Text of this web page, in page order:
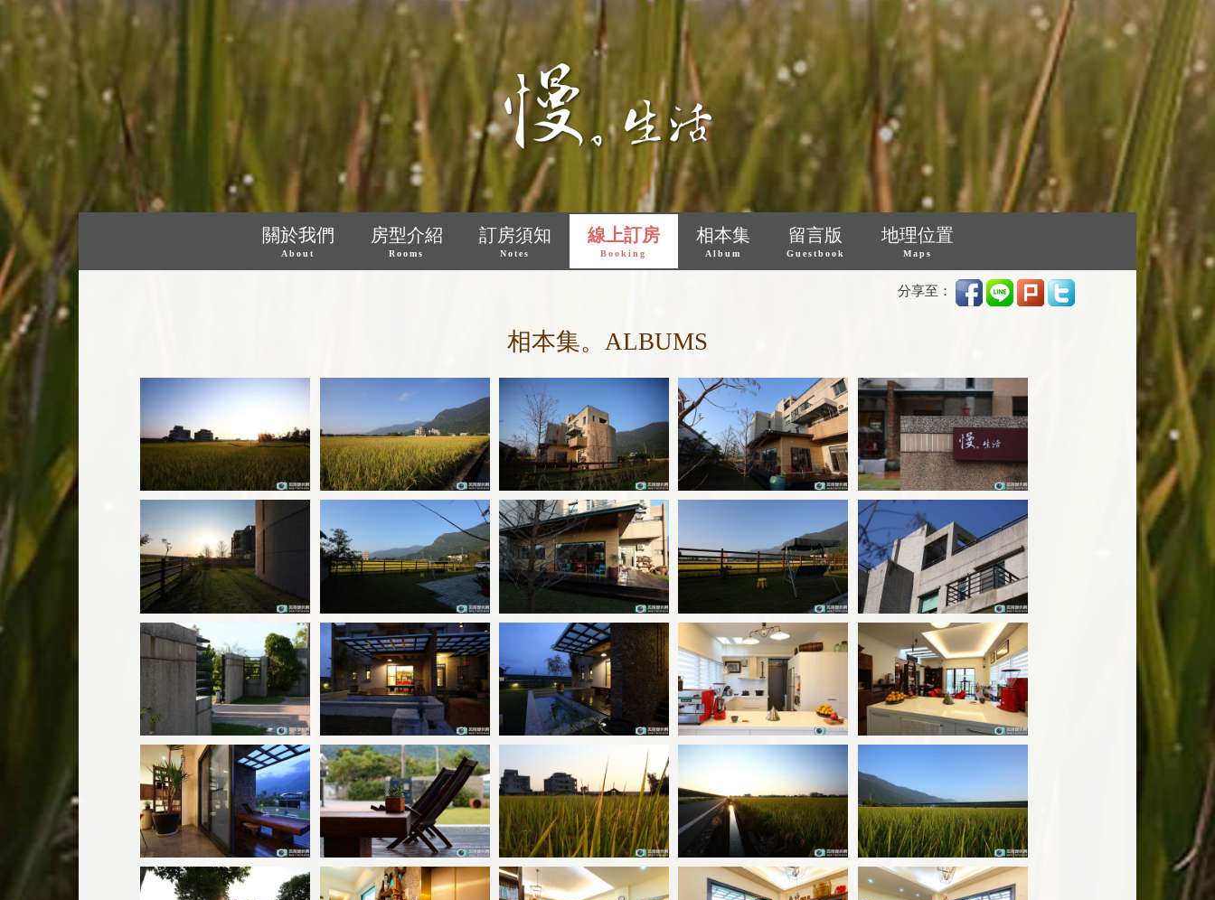
關於我們
About
房型介紹
Rooms
訂房須知
Notes
線上訂房
Booking
相本集
Album
留言版
Guestbook
地理位置
Maps
分享至：
相本集。ALBUMS